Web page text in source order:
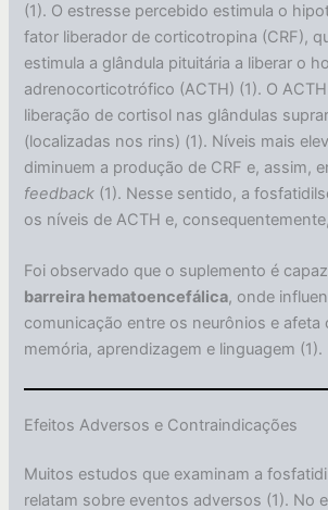
(1). O estresse percebido estimula o
fator liberador de corticotropina (CRF),
estimula a glândula pituitária a liberar o
adrenocorticotrófico (ACTH) (1). O
liberação de cortisol nas glândulas
(localizadas nos rins) (1). Níveis mais
diminuem a produção de CRF e, assim,
feedback (1). Nesse sentido, a
os níveis de ACTH e,
Foi observado que o suplemento é
barreira hematoencefálica, onde
comunicação entre os neurônios e
memória, aprendizagem e linguagem (1).
Efeitos Adversos e Contraindicações
Muitos estudos que examinam a
relatam sobre eventos adversos (1). No